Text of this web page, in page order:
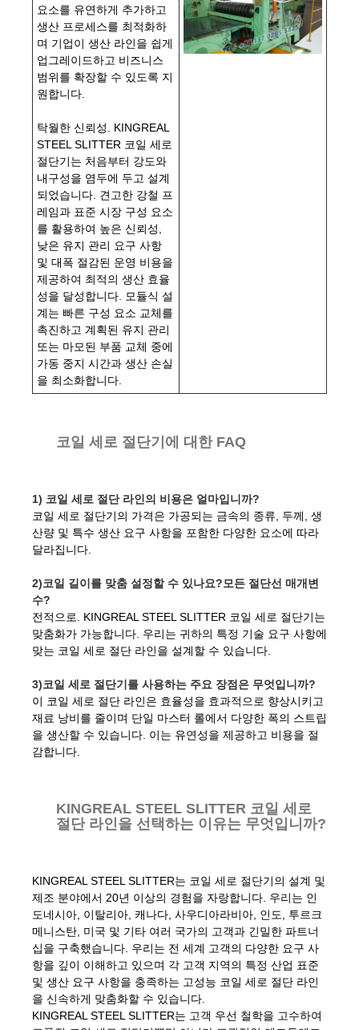
요소를 유연하게 추가하고
생산 프로세스를 최적화하
며 기업이 생산 라인을 쉽게
업그레이드하고 비즈니스
범위를 확장할 수 있도록 지
원합니다.
탁월한 신뢰성. KINGREAL
STEEL SLITTER 코일 세로
절단기는 처음부터 강도와
내구성을 염두에 두고 설계
되었습니다. 견고한 강철 프
레임과 표준 시장 구성 요소
를 활용하여 높은 신뢰성,
낮은 유지 관리 요구 사항
및 대폭 절감된 운영 비용을
제공하여 최적의 생산 효율
성을 달성합니다. 모듈식 설
계는 빠른 구성 요소 교체를
촉진하고 계획된 유지 관리
또는 마모된 부품 교체 중에
가동 중지 시간과 생산 손실
을 최소화합니다.
코일 세로 절단기에 대한 FAQ
1) 코일 세로 절단 라인의 비용은 얼마입니까?
코일 세로 절단기의 가격은 가공되는 금속의 종류, 두께, 생
산량 및 특수 생산 요구 사항을 포함한 다양한 요소에 따라
달라집니다.
2)코일 길이를 맞춤 설정할 수 있나요?모든 절단선 매개변
수?
전적으로. KINGREAL STEEL SLITTER 코일 세로 절단기는
맞춤화가 가능합니다. 우리는 귀하의 특정 기술 요구 사항에
맞는 코일 세로 절단 라인을 설계할 수 있습니다.
3)코일 세로 절단기를 사용하는 주요 장점은 무엇입니까?
이 코일 세로 절단 라인은 효율성을 효과적으로 향상시키고
재료 낭비를 줄이며 단일 마스터 롤에서 다양한 폭의 스트립
을 생산할 수 있습니다. 이는 유연성을 제공하고 비용을 절
감합니다.
KINGREAL STEEL SLITTER 코일 세로
절단 라인을 선택하는 이유는 무엇입니까?
KINGREAL STEEL SLITTER는 코일 세로 절단기의 설계 및
제조 분야에서 20년 이상의 경험을 자랑합니다. 우리는 인
도네시아, 이탈리아, 캐나다, 사우디아라비아, 인도, 투르크
메니스탄, 미국 및 기타 여러 국가의 고객과 긴밀한 파트너
십을 구축했습니다. 우리는 전 세계 고객의 다양한 요구 사
항을 깊이 이해하고 있으며 각 고객 지역의 특정 산업 표준
및 생산 요구 사항을 충족하는 고성능 코일 세로 절단 라인
을 신속하게 맞춤화할 수 있습니다.
KINGREAL STEEL SLITTER는 고객 우선 철학을 고수하여